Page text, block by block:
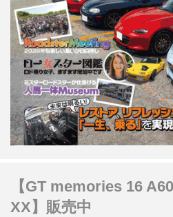
【GT memories 16
XX】販売中